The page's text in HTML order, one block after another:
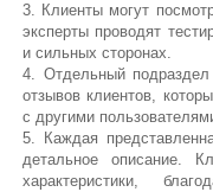
Клиенты могут
эксперты проводят
и сильных сторонах.
Отдельный
отзывов клиентов,
с другими
Каждая
детальное описание.
характеристики,